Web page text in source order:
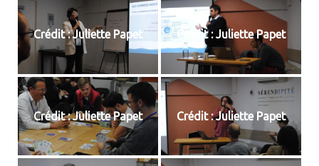
Crédit : Juliette Papet Crédit : Juliette Papet
Crédit : Juliette Papet Crédit : Juliette Papet